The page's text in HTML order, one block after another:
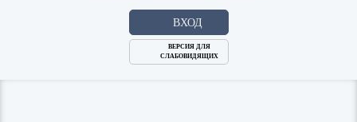
ВХОД
ВЕРСИЯ ДЛЯ
СЛАБОВИДЯЩИХ